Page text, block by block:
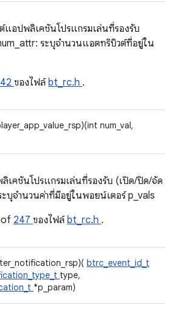
แอปพลิเคชันโปรแกรมเล่นที่รองรับ
ระบุจำนวนแอตทริบิวต์ที่อยู่ใน
ของไฟล์bt_rc.h .
num_val,
เคชันโปรแกรมเล่นที่รองรับ (เปิด/ปิด/จัด
ะบุจํานวนค่าที่มีอยู่ในพอยน์เตอร์ p_vals
247 ของไฟล์bt_rc.h .
btrc_event_id_t
type,
*p_param)